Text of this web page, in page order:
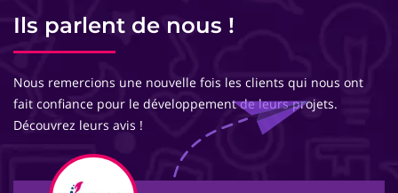
Ils parlent de nous !
Nous remercions une nouvelle fois les clients qui nous ont
fait confiance pour le développement de leurs projets.
Découvrez leurs avis !